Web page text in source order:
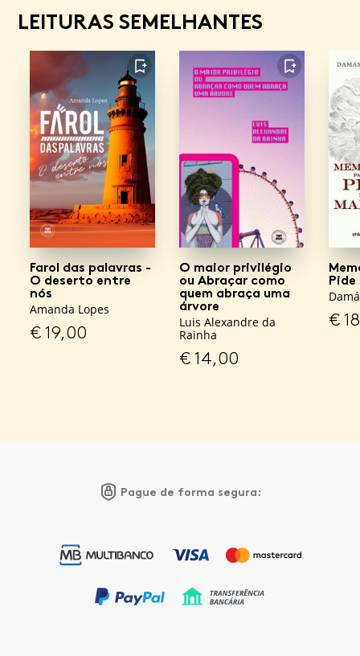
LEITURAS SEMELHANTES
FAVORITO
Farol das palavras -
O deserto entre
nós
Amanda Lopes
€19,00
FAVORITO
O maior privilégio
ou Abraçar como
quem abraça uma
árvore
Luis Alexandre da
Rainha
€14,00
Pide
€
Pague de forma segura: